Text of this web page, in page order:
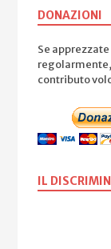
DONAZIONI
Se
contributo
IL